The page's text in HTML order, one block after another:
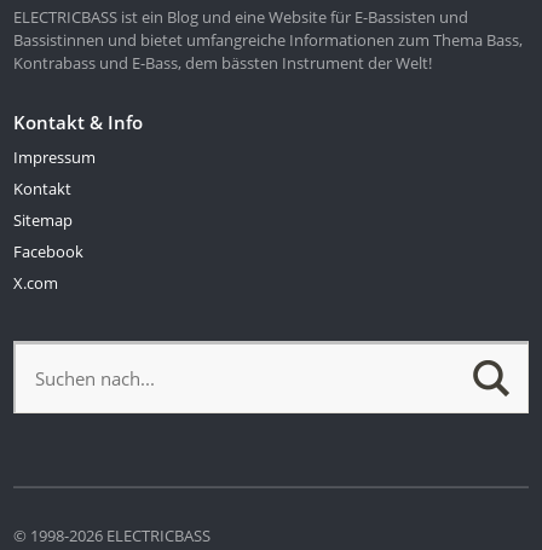
ELECTRICBASS ist ein Blog und eine Website für E-Bassisten und
Bassistinnen und bietet umfangreiche Informationen zum Thema Bass,
Kontrabass und E-Bass, dem bässten Instrument der Welt!
Kontakt & Info
Impressum
Kontakt
Sitemap
Facebook
X.com
© 1998-2026 ELECTRICBASS